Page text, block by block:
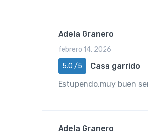
Adela Granero
febrero 14, 2026
5.0 /5
Casa garrido
Estupendo,muy buen
Adela Granero